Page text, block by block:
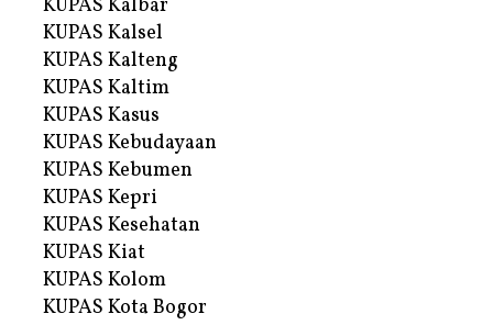
KUPAS Kalbar
KUPAS Kalsel
KUPAS Kalteng
KUPAS Kaltim
KUPAS Kasus
KUPAS Kebudayaan
KUPAS Kebumen
KUPAS Kepri
KUPAS Kesehatan
KUPAS Kiat
KUPAS Kolom
KUPAS Kota Bogor